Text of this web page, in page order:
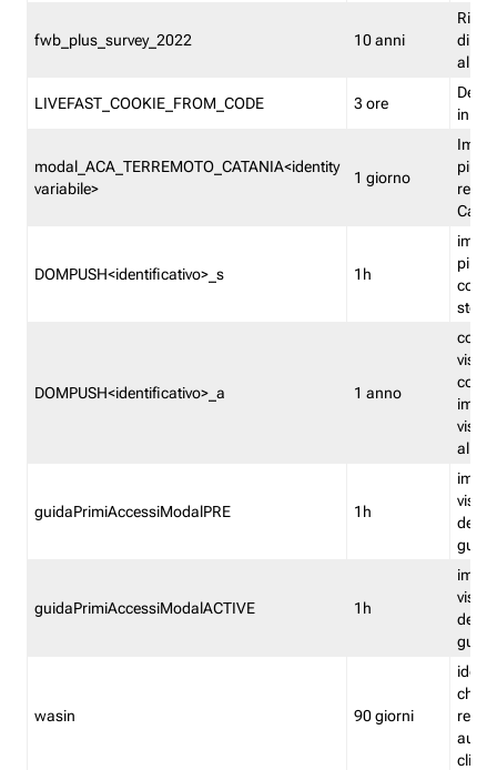
fwb_plus_survey_2022 10 anni
di
LIVEFAST_COOKIE_FROM_CODE 3 ore
in
modal_ACA_TERREMOTO_CATANIA<identity
variabile>
1 giorno
più
DOMPUSH<identificativo>_s 1h
più
DOMPUSH<identificativo>_a 1 anno
guidaPrimiAccessiModalPRE 1h
della
guidaPrimiAccessiModalACTIVE 1h
della
wasin 90 giorni
che
rete
clienti